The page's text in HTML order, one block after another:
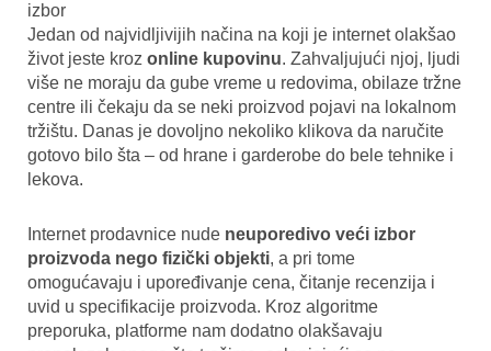
izbor
Jedan od najvidljivijih načina na koji je internet olakšao
život jeste kroz online kupovinu. Zahvaljujući njoj, ljudi
više ne moraju da gube vreme u redovima, obilaze tržne
centre ili čekaju da se neki proizvod pojavi na lokalnom
tržištu. Danas je dovoljno nekoliko klikova da naručite
gotovo bilo šta – od hrane i garderobe do bele tehnike i
lekova.
Internet prodavnice nude neuporedivo veći izbor
proizvoda nego fizički objekti, a pri tome
omogućavaju i upoređivanje cena, čitanje recenzija i
uvid u specifikacije proizvoda. Kroz algoritme
preporuka, platforme nam dodatno olakšavaju